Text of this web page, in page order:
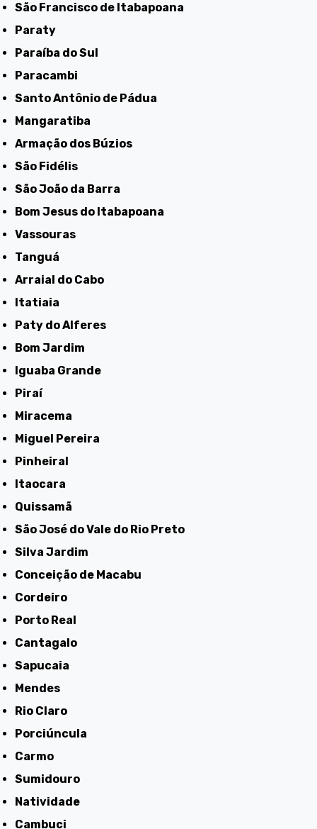
São Francisco de Itabapoana
Paraty
Paraíba do Sul
Paracambi
Santo Antônio de Pádua
Mangaratiba
Armação dos Búzios
São Fidélis
São João da Barra
Bom Jesus do Itabapoana
Vassouras
Tanguá
Arraial do Cabo
Itatiaia
Paty do Alferes
Bom Jardim
Iguaba Grande
Piraí
Miracema
Miguel Pereira
Pinheiral
Itaocara
Quissamã
São José do Vale do Rio Preto
Silva Jardim
Conceição de Macabu
Cordeiro
Porto Real
Cantagalo
Sapucaia
Mendes
Rio Claro
Porciúncula
Carmo
Sumidouro
Natividade
Cambuci